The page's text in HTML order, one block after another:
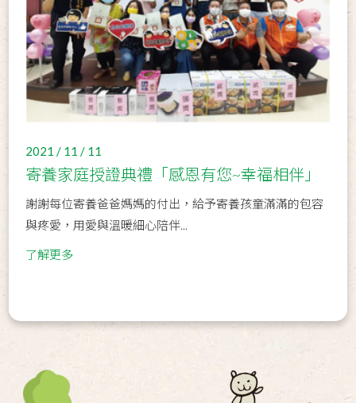
2021 / 11 / 11
寄養家庭授證典禮「感恩有您~幸福相伴」
謝謝每位寄養爸爸媽媽的付出，給予寄養孩童滿滿的包容
與疼愛，用愛與溫暖細心陪伴...
了解更多